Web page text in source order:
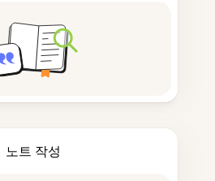
노트 작성